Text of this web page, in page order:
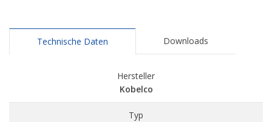
Technische Daten Downloads
Hersteller
Kobelco
Typ